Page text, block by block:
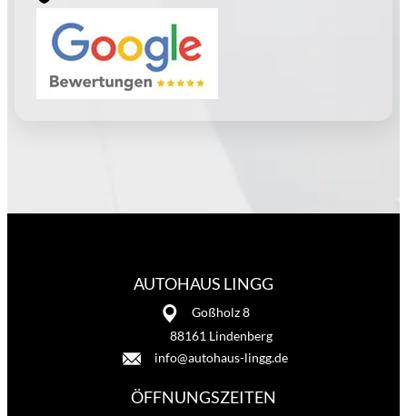
AUTOHAUS LINGG
Goßholz 8
88161 Lindenberg
info@autohaus-lingg.de
ÖFFNUNGSZEITEN